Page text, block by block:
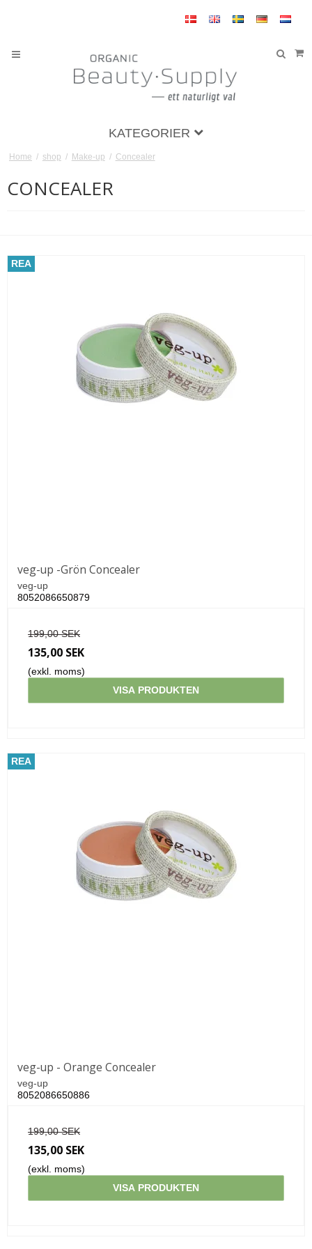
KATEGORIER
Home / shop / Make-up / Concealer
CONCEALER
REA
veg-up -Grön Concealer
veg-up
8052086650879
199,00 SEK
135,00 SEK
(exkl. moms)
VISA PRODUKTEN
REA
veg-up - Orange Concealer
veg-up
8052086650886
199,00 SEK
135,00 SEK
(exkl. moms)
VISA PRODUKTEN